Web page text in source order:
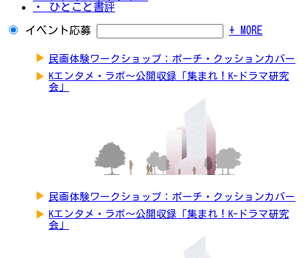
・ ひとこと書評
イベント応募 + MORE
▶ 民画体験ワークショップ：ポーチ・クッションカバー
▶ Kエンタメ・ラボ～公開収録「集まれ！K-ドラマ研究
会」
▶ 民画体験ワークショップ：ポーチ・クッションカバー
▶ Kエンタメ・ラボ～公開収録「集まれ！K-ドラマ研究
会」